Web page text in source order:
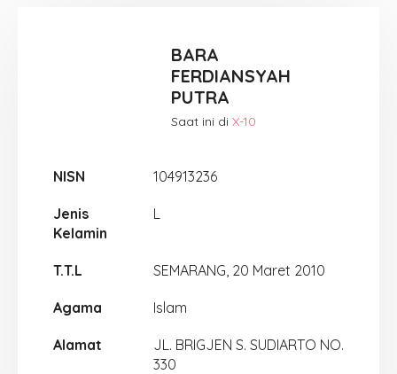
BARA
FERDIANSYAH
PUTRA
Saat ini diX-10
NISN 104913236
Jenis
Kelamin
L
T.T.L SEMARANG, 20 Maret 2010
Agama Islam
Alamat
JL. BRIGJEN S. SUDIARTO NO.
330